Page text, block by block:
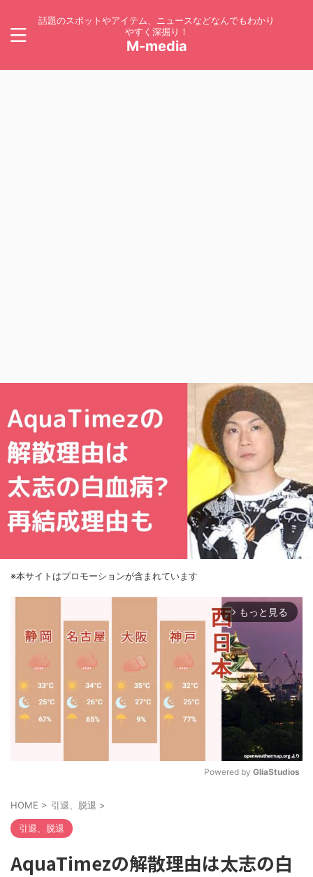
話題のスポットやアイテム、ニュースなどなんでもわかり
やすく深掘り！
M-media
※本サイトはプロモーションが含まれています
arrow_forward_ios もっと見る
Powered by GliaStudios
HOME > 引退、脱退 >
引退、脱退
AquaTimezの解散理由は太志の白